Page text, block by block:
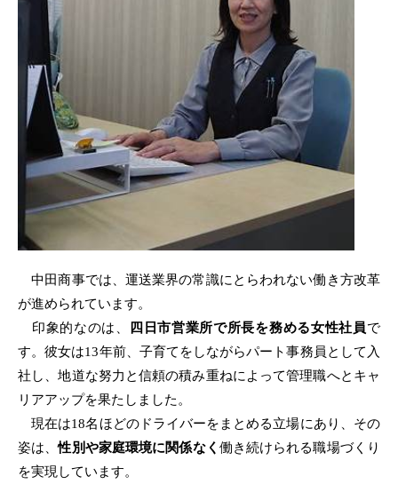
中田商事では、運送業界の常識にとらわれない働き方改革
が進められています。
印象的なのは、
四日市営業所で所長を務める女性社員で
す。彼女は13年前、子育てをしながらパート事務員として入
社し、地道な努力と信頼の積み重ねによって管理職へとキャ
リアアップを果たしました。
現在は18名ほどのドライバーをまとめる立場にあり、その
姿は、性別や家庭環境に関係なく 働き続けられる職場づくり
を実現しています。